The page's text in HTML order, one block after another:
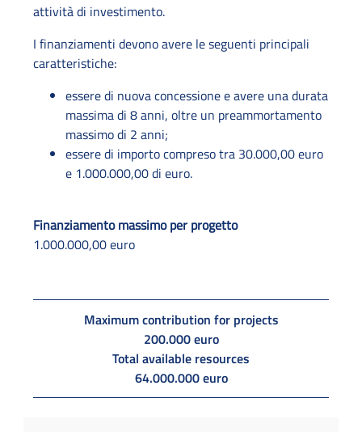
attività di investimento.
I finanziamenti devono avere le seguenti principali
caratteristiche:
essere di nuova concessione e avere una durata
massima di 8 anni, oltre un preammortamento
massimo di 2 anni;
essere di importo compreso tra 30.000,00 euro
e 1.000.000,00 di euro.
Finanziamento massimo per progetto
1.000.000,00 euro
Maximum contribution for projects
200.000 euro
Total available resources
64.000.000 euro